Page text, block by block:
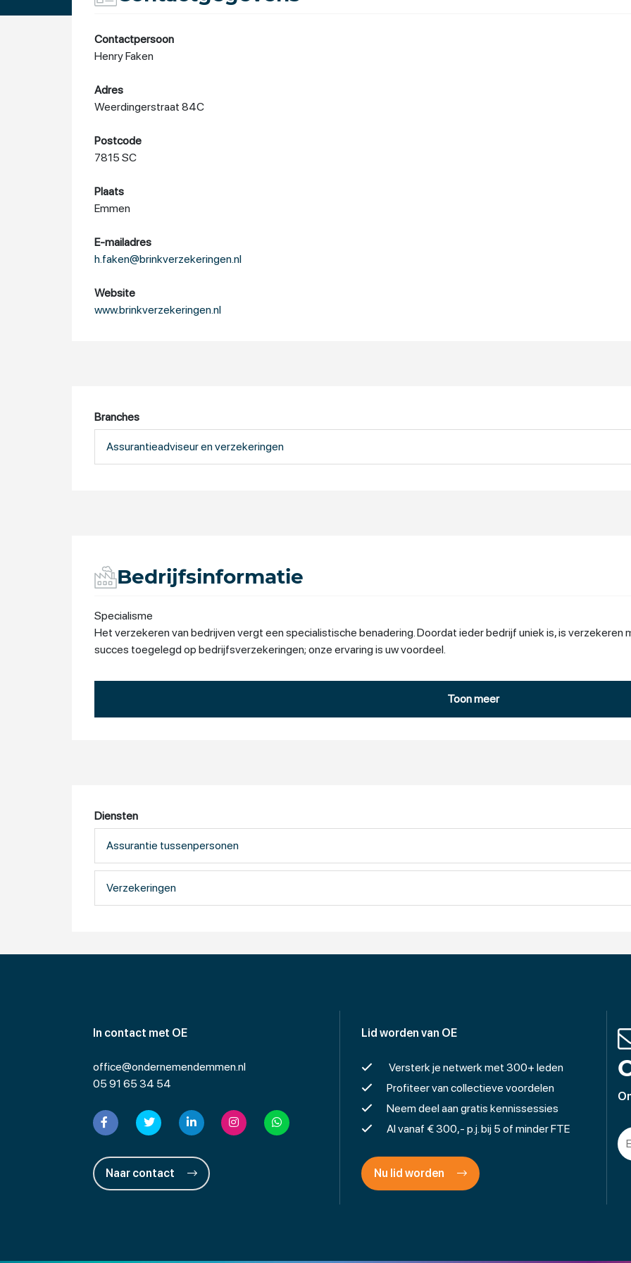
Contactpersoon
Henry Faken
Adres
Weerdingerstraat 84C
Postcode
7815 SC
Plaats
Emmen
E-mailadres
h.faken@brinkverzekeringen.nl
Website
www.brinkverzekeringen.nl
Branches
Assurantieadviseur en verzekeringen
Bedrijfsinformatie
Specialisme
Het verzekeren van bedrijven vergt een specialistische benadering. Doordat ieder bedrijf uniek is, is verzekeren
succes toegelegd op bedrijfsverzekeringen; onze ervaring is uw voordeel.
Toon meer
Diensten
Assurantie tussenpersonen
Verzekeringen
In contact met OE
office@ondernemendemmen.nl
05 91 65 34 54
Naar contact
Lid worden van OE
Versterk je netwerk met 300+ leden
Profiteer van collectieve voordelen
Neem deel aan gratis kennissessies
Al vanaf € 300,- p.j. bij 5 of minder FTE
Nu lid worden